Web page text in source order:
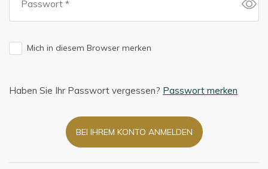
Mich in diesem Browser merken
Haben Sie Ihr Passwort vergessen? Passwort merken
BEI IHREM KONTO ANMELDEN